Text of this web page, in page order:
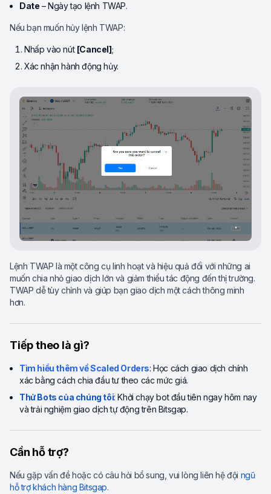
Date – Ngày tạo lệnh TWAP.
Nếu bạn muốn hủy lệnh TWAP:
Nhấp vào nút [Cancel];
Xác nhận hành động hủy.
Lệnh TWAP là một công cụ linh hoạt và hiệu quả đối với những ai
muốn chia nhỏ giao dịch lớn và giảm thiểu tác động đến thị trường.
TWAP dễ tùy chỉnh và giúp bạn giao dịch một cách thông minh
hơn.
Tiếp theo là gì?
Tìm hiểu thêm về Scaled Orders: Học cách giao dịch chính
xác bằng cách chia đầu tư theo các mức giá.
Thử Bots của chúng tôi: Khởi chạy bot đầu tiên ngay hôm nay
và trải nghiệm giao dịch tự động trên Bitsgap.
Cần hỗ trợ?
Nếu gặp vấn đề hoặc có câu hỏi bổ sung, vui lòng liên hệ đội ngũ
hỗ trợ khách hàng Bitsgap.